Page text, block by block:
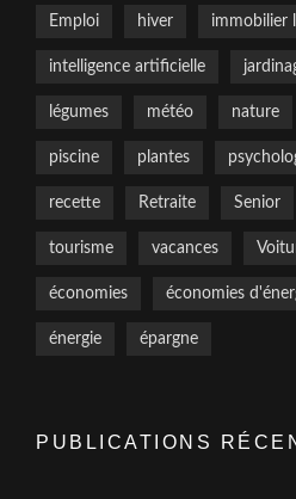
Emploi hiver immobilier
intelligence artificielle
légumes météo nature
piscine plantes
recette Retraite Senior
tourisme vacances
économies économies
énergie épargne
PUBLICATIONS